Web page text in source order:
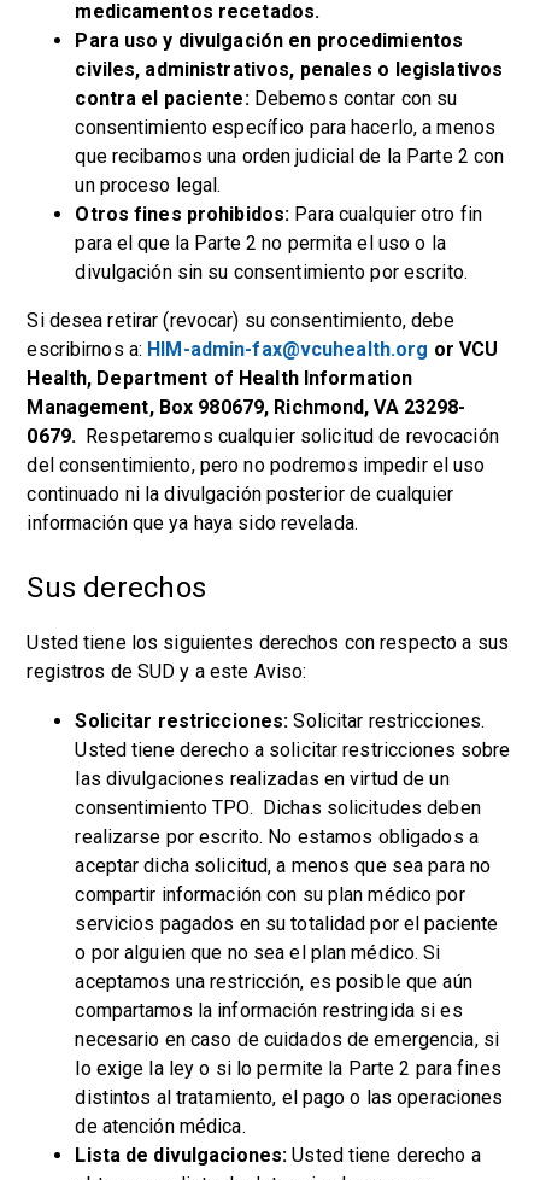
medicamentos recetados.
Para uso y divulgación en procedimientos
civiles, administrativos, penales o legislativos
contra el paciente:Debemos contar con su
consentimiento específico para hacerlo, a menos
que recibamos una orden judicial de la Parte 2 con
un proceso legal.
Otros fines prohibidos: Para cualquier otro fin
para el que la Parte 2 no permita el uso o la
divulgación sin su consentimiento por escrito.
Si desea retirar (revocar) su consentimiento, debe
escribirnos a: HIM-admin-fax@vcuhealth.org or VCU
Health, Department of Health Information
Management, Box 980679, Richmond, VA 23298-
0679. Respetaremos cualquier solicitud de revocación
del consentimiento, pero no podremos impedir el uso
continuado ni la divulgación posterior de cualquier
información que ya haya sido revelada.
Sus derechos
Usted tiene los siguientes derechos con respecto a sus
registros de SUD y a este Aviso:
Solicitar restricciones: Solicitar restricciones.
Usted tiene derecho a solicitar restricciones sobre
las divulgaciones realizadas en virtud de un
consentimiento TPO. Dichas solicitudes deben
realizarse por escrito. No estamos obligados a
aceptar dicha solicitud, a menos que sea para no
compartir información con su plan médico por
servicios pagados en su totalidad por el paciente
o por alguien que no sea el plan médico. Si
aceptamos una restricción, es posible que aún
compartamos la información restringida si es
necesario en caso de cuidados de emergencia, si
lo exige la ley o si lo permite la Parte 2 para fines
distintos al tratamiento, el pago o las operaciones
de atención médica.
Lista de divulgaciones: Usted tiene derecho a